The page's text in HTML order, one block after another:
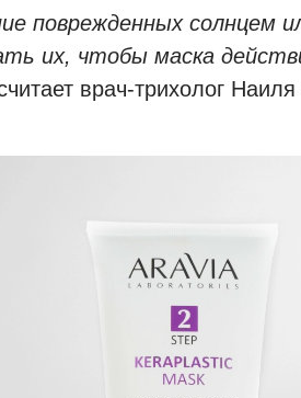
поврежденных солнцем
их, чтобы маска
врач-трихолог